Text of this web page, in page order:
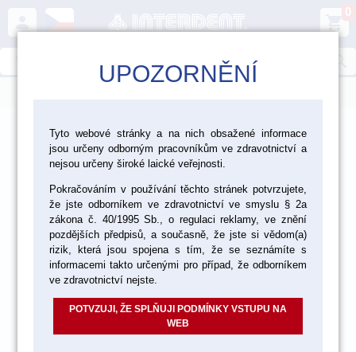
person shopping_cart
0
> Laboratoř > Zhotovení modelu >
Gingivální masky
UPOZORNĚNÍ
Tyto webové stránky a na nich obsažené informace
jsou určeny odborným pracovníkům ve zdravotnictví a
nejsou určeny široké laické veřejnosti.
Pokračováním v používání těchto stránek potvrzujete,
že jste odborníkem ve zdravotnictví ve smyslu § 2a
zákona č. 40/1995 Sb., o regulaci reklamy, ve znění
pozdějších předpisů, a současně, že jste si vědom(a)
rizik, která jsou spojena s tím, že se seznámíte s
informacemi takto určenými pro případ, že odborníkem
ve zdravotnictví nejste.
POTVZUJI, ŽE SPLŇUJI PODMÍNKY VSTUPU NA
WEB